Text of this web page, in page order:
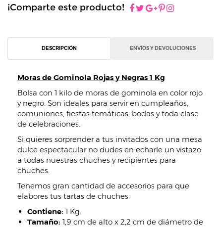
¡Comparte este producto!
DESCRIPCIÓN ENVÍOS Y DEVOLUCIONES
Moras de Gominola Rojas y Negras 1 Kg
Bolsa con 1 kilo de moras de gominola en color rojo
y negro. Son ideales para servir en cumpleaños,
comuniones, fiestas temáticas, bodas y toda clase
de celebraciones.
Si quieres sorprender a tus invitados con una mesa
dulce espectacular no dudes en echarle un vistazo
a todas nuestras chuches y recipientes para
chuches.
Tenemos gran cantidad de accesorios para que
elabores tus tartas de chuches.
Contiene: 1 Kg.
Tamaño: 1,9 cm de alto x 2,2 cm de diámetro de